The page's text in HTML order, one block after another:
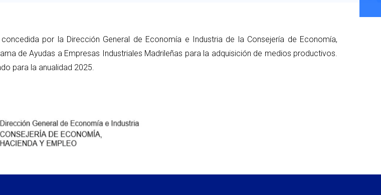
por la Dirección General de Economía e Industria de la Consejería de Economía,
de Ayudas a Empresas Industriales Madrileñas para la adquisición de medios productivos.
para la anualidad 2025.